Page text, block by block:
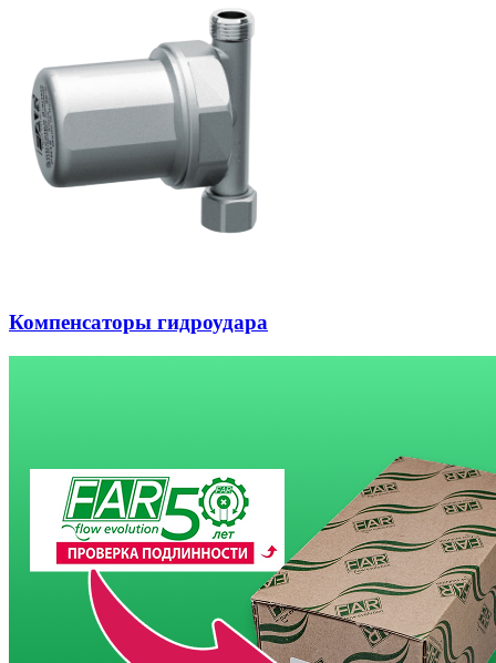
Компенсаторы гидроудара